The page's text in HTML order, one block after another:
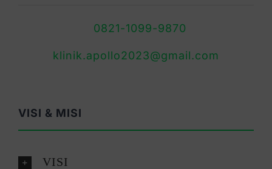
0821-1099-9870
klinik.apollo2023@gmail.com
VISI & MISI
VISI